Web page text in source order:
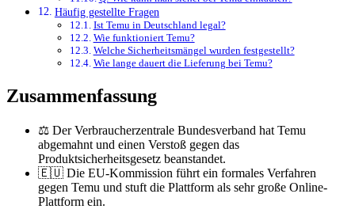
Häufig gestellte Fragen
Ist Temu in Deutschland legal?
Wie funktioniert Temu?
Welche Sicherheitsmängel wurden festgestellt?
Wie lange dauert die Lieferung bei Temu?
Zusammenfassung
⚖️ Der Verbraucherzentrale Bundesverband hat Temu
abgemahnt und einen Verstoß gegen das
Produktsicherheitsgesetz beanstandet.
🇪🇺 Die EU-Kommission führt ein formales Verfahren
gegen Temu und stuft die Plattform als sehr große Online-
Plattform ein.